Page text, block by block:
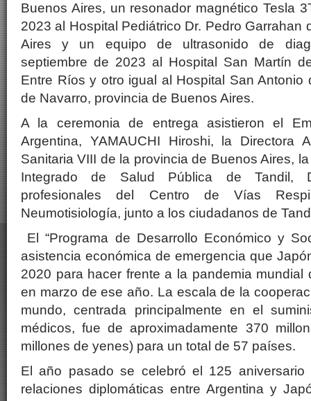
Buenos Aires, un resonador magnético Tesla
2023 al Hospital Pediátrico Dr. Pedro Garrahan
Aires y un equipo de ultrasonido de
septiembre de 2023 al Hospital San Martín
Entre Ríos y otro igual al Hospital San Antonio
de Navarro, provincia de Buenos Aires.
A la ceremonia de entrega asistieron el
Argentina, YAMAUCHI Hiroshi, la Directora
Sanitaria VIII de la provincia de Buenos Aires,
Integrado de Salud Pública de Tandil,
profesionales del Centro de Vías
Neumotisiología, junto a los ciudadanos de
El “Programa de Desarrollo Económico y
asistencia económica de emergencia que
2020 para hacer frente a la pandemia mundial
en marzo de ese año. La escala de la
mundo, centrada principalmente en el
médicos, fue de aproximadamente 370
millones de yenes) para un total de 57 países.
El año pasado se celebró el 125 aniversario
relaciones diplomáticas entre Argentina y